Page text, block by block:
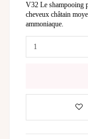
V32 Le shampooing
cheveux châtain
ammoniaque.